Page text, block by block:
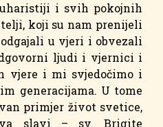
i svih pokojnih
koji su nam prenijeli
u vjeri i obvezali
ljudi i vjernici i
vjere i mi svjedočimo i
generacijama. U tome
primjer život svetice,
slavi – sv. Brigite